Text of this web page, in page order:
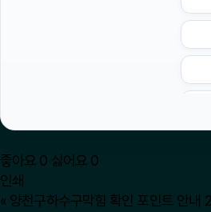
좋아요 0 싫어요 0
인쇄
« 양천구하수구막힘 확인 포인트 안